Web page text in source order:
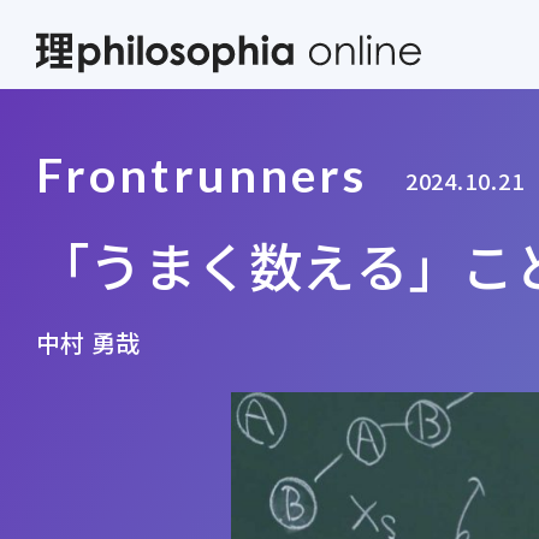
Frontrunners 2024.10.21
「うまく数える」こ
中村 勇哉